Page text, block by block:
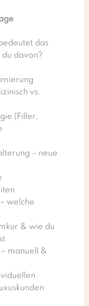
das
davon?
vs.
(Filler,
– neue
welche
& wie du
manuell &